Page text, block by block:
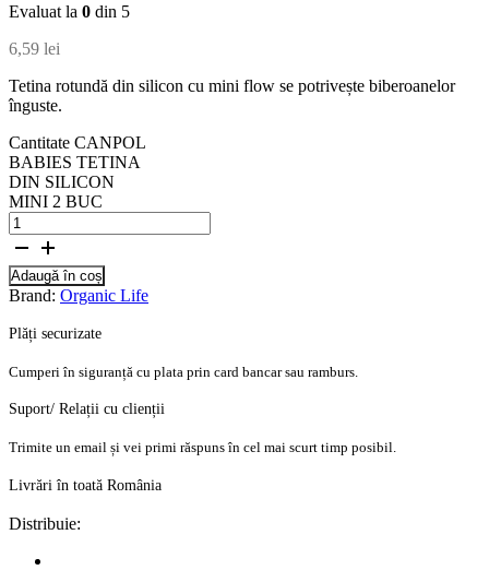
Evaluat la 0 din 5
6,59 lei
Tetina rotundă din silicon cu mini flow se potrivește biberoanelor
înguste.
Cantitate CANPOL
BABIES TETINA
DIN SILICON
MINI 2 BUC
Adaugă în coș
Brand: Organic Life
Plăți securizate
Cumperi în siguranță cu plata prin card bancar sau ramburs.
Suport/ Relații cu clienții
Trimite un email și vei primi răspuns în cel mai scurt timp posibil.
Livrări în toată România
Distribuie: